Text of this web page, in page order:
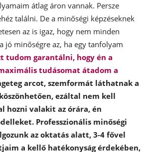
átlag áron vannak. Persze
találni. De a minőségi képzéseknek
az is igaz, hogy nem minden
jó minőségre az, ha egy tanfolyam
tudom garantálni, hogy én a
tudásomat átadom a
arcot, szemformát láthatnak a
ezáltal nem kell
hozni valakit az órára, én
Professzionális minőségi
az oktatás alatt, 3-4 fővel
a kellő hatékonyság érdekében,